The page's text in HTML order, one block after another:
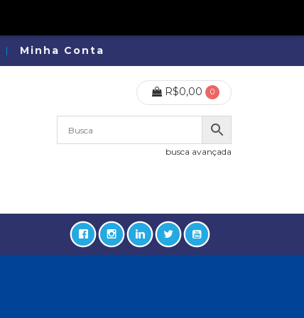
Minha Conta
R$0,00 0
busca avançada